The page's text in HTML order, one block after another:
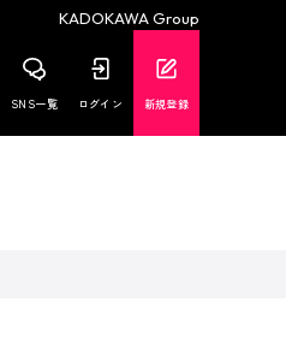
KADOKAWA Group
SNS一覧 ログイン 新規登録